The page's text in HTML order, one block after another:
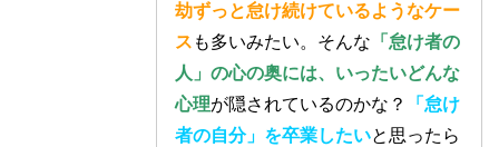
劫ずっと怠け続けているようなケー
ス も多いみたい。そんな 「怠け者の
人」の心の奥には、いったいどんな
心理が隠されているのかな？
「怠け
者の自分」を卒業したいと思ったら